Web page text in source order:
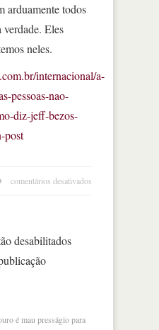
arduamente todos
verdade. Eles
neles.
internacional/a-
pessoas-nao-
diz-jeff-bezos-
post
comentários desativados
desabilitados
é mau presságio para